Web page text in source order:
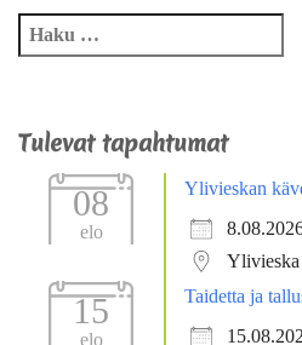
Tulevat tapahtumat
08
elo
Ylivieskan
Ylivieska
15
elo
Taidetta ja